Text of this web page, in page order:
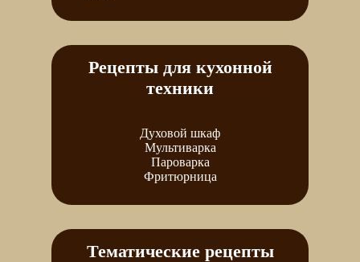
Рецепты для кухонной
техники
Духовой шкаф
Мультиварка
Пароварка
Фритюрница
Тематические рецепты